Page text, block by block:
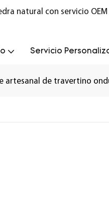
natural con servicio OEM
Servicio
artesanal de travertino